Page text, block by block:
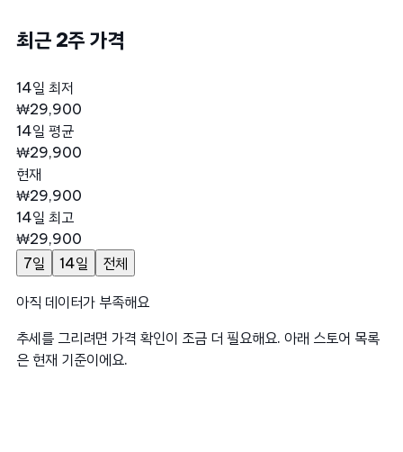
최근 2주 가격
14일 최저
₩29,900
14일 평균
₩29,900
현재
₩29,900
14일 최고
₩29,900
7일
14일 전체
아직 데이터가 부족해요
추세를 그리려면 가격 확인이 조금 더 필요해요. 아래 스토어 목록
은 현재 기준이에요.